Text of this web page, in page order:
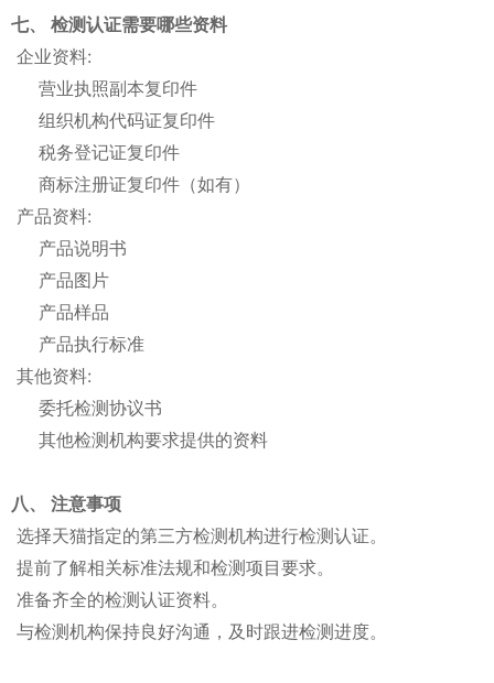
七、 检测认证需要哪些资料
企业资料:
营业执照副本复印件
组织机构代码证复印件
税务登记证复印件
商标注册证复印件（如有）
产品资料:
产品说明书
产品图片
产品样品
产品执行标准
其他资料:
委托检测协议书
其他检测机构要求提供的资料
八、 注意事项
选择天猫指定的第三方检测机构进行检测认证。
提前了解相关标准法规和检测项目要求。
准备齐全的检测认证资料。
与检测机构保持良好沟通，及时跟进检测进度。